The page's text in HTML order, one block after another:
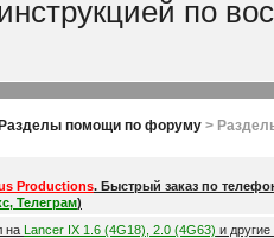
по
Разделы помощи по форуму>
Productions. Быстрый заказ по
Телеграм)
на Lancer IX 1.6 (4G18), 2.0 (4G63) и